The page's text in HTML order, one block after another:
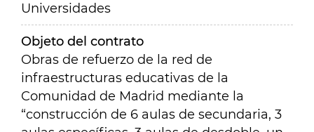
Universidades
Objeto del contrato
Obras de refuerzo de la red de
infraestructuras educativas de la
Comunidad de Madrid mediante la
“construcción de 6 aulas de secundaria, 3